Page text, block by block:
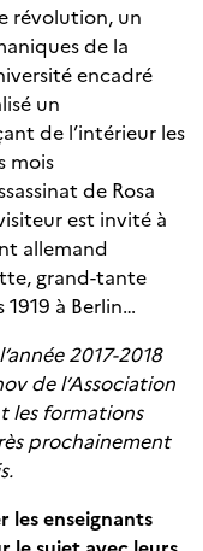
révolution, un
de la
encadré
un
de l’intérieur les
mois
de Rosa
est invité à
allemand
grand-tante
à Berlin…
2017-2018
de l’Association
les formations
prochainement
les enseignants